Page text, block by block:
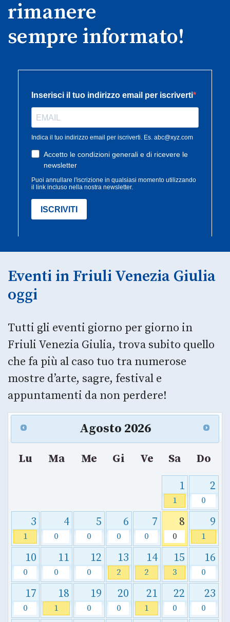
rimanere
sempre informato!
Eventi in Friuli Venezia Giulia
oggi
Tutti gli eventi giorno per giorno in
Friuli Venezia Giulia, trova subito quello
che fa più al caso tuo tra numerose
mostre d’arte, sagre, festival e
appuntamenti da non perdere!
Agosto 2026
Lu Ma Me Gi Ve Sa
Do
1
1
2
0
3
1
4
0
5
0
6
0
7
0
8
0
9
1
10
0
11
0
12
0
13
2
14
2
15
3
16
0
17
0
18
1
19
0
20
0
21
1
22
0
23
0